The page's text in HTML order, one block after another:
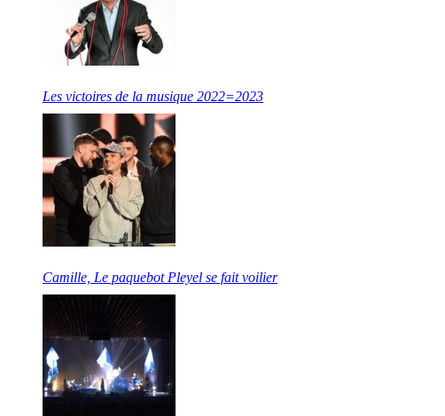
Les victoires de la musique 2022=2023
Camille, Le paquebot Pleyel se fait voilier